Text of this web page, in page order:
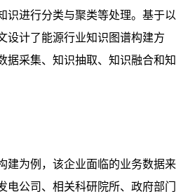
识进行分类与聚类等处理。基于以
设计了能源行业知识图谱构建方
据采集、知识抽取、知识融合和知
建为例，该企业面临的业务数据来
电公司、相关科研院所、政府部门